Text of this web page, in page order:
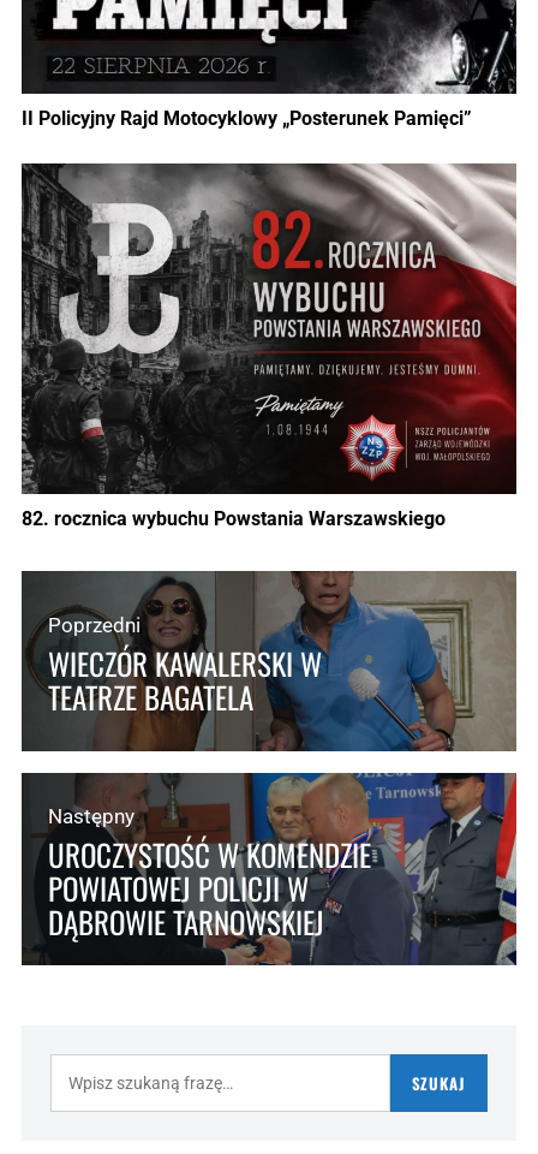
II Policyjny Rajd Motocyklowy „Posterunek Pamięci”
82. rocznica wybuchu Powstania Warszawskiego
Poprzedni
WIECZÓR KAWALERSKI W
TEATRZE BAGATELA
Następny
UROCZYSTOŚĆ W KOMENDZIE
POWIATOWEJ POLICJI W
DĄBROWIE TARNOWSKIEJ
SZUKAJ